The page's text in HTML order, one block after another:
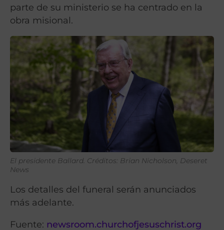
parte de su ministerio se ha centrado en la
obra misional.
El presidente Ballard. Créditos: Brian Nicholson, Deseret
News
Los detalles del funeral serán anunciados
más adelante.
Fuente: newsroom.churchofjesuschrist.org